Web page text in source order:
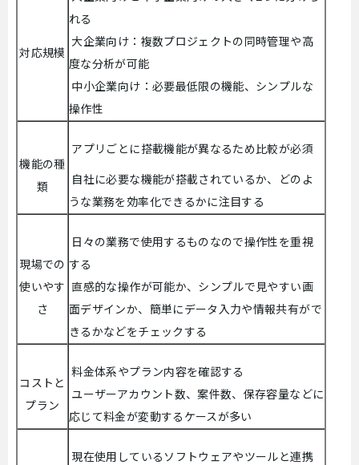
対応規模
れる
大企業向け：複数プロジェクトの同時管理や高
度な分析が可能
中小企業向け：必要最低限の機能、シンプルな
操作性
機能の種
類
アプリごとに搭載機能が異なるため比較が必須
自社に必要な機能が搭載されているか、どのよ
うな業務を効率化できるかに注目する
現場での
使いやす
さ
日々の業務で使用するものなので操作性を重視
する
直感的な操作が可能か、シンプルで見やすい画
面デザインか、簡単にデータ入力や情報共有がで
きるかなどをチェックする
コストと
プラン
料金体系やプラン内容を確認する
ユーザーアカウント数、案件数、保存容量などに
応じて料金が変動するケースが多い
現在使用しているソフトウェアやツールと連携